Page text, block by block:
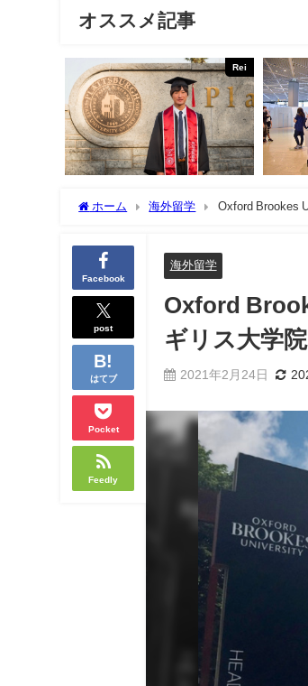
オススメ記事
Rei
ホーム 海外留学 Oxford Brookes
Facebook
post
はてブ
Pocket
Feedly
海外留学
Oxford
ギリス大学院
2021年2月24日